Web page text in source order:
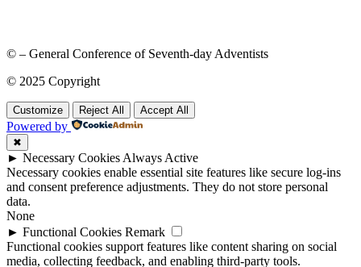
© – General Conference of Seventh-day Adventists
© 2025 Copyright
Customize Reject All Accept All
Powered by
✖
► Necessary Cookies Always Active
Necessary cookies enable essential site features like secure log-ins
and consent preference adjustments. They do not store personal
data.
None
► Functional Cookies Remark
Functional cookies support features like content sharing on social
media, collecting feedback, and enabling third-party tools.